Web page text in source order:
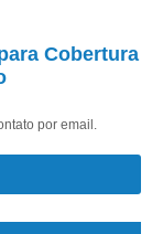
Cobertura
por email.